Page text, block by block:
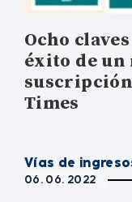
Ocho
éxito de un
Times
Vías de
06. 06. 2022